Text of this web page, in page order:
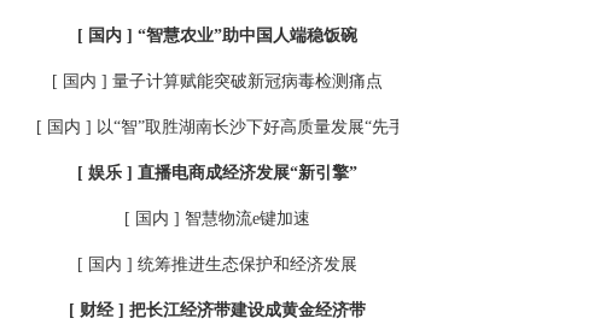
[ 国内 ] “智慧农业”助中国人端稳饭碗
[ 国内 ] 量子计算赋能突破新冠病毒检测痛点
[ 国内 ] 以“智”取胜湖南长沙下好高质量发展“先手棋”
[ 娱乐 ] 直播电商成经济发展“新引擎”
[ 国内 ] 智慧物流e键加速
[ 国内 ] 统筹推进生态保护和经济发展
[ 财经 ] 把长江经济带建设成黄金经济带